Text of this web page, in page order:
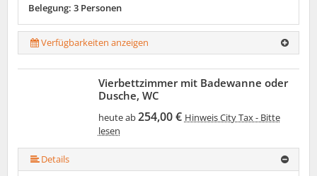
Belegung: 3 Personen
Verfügbarkeiten anzeigen
Vierbettzimmer mit Badewanne oder
Dusche, WC
heute ab254,00 € Hinweis City Tax - Bitte
lesen
Details